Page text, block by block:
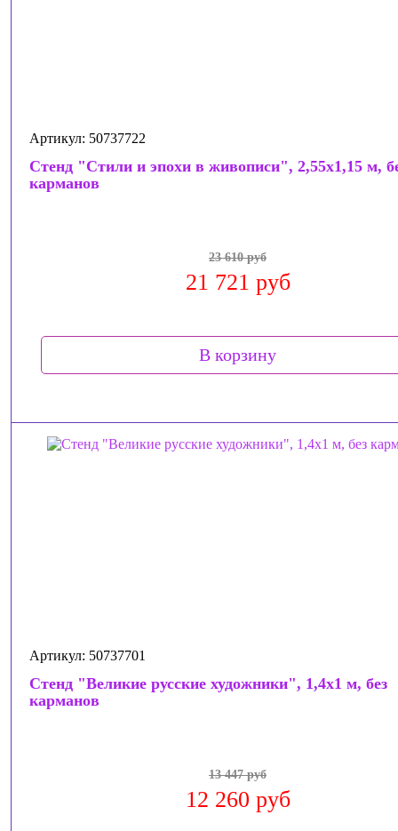
Артикул: 50737722
Стенд "Стили и эпохи в живописи", 2,55x1,15 м,
карманов
23 610 руб
21 721 руб
В корзину
Артикул: 50737701
Стенд "Великие русские художники", 1,4х1 м, без
карманов
13 447 руб
12 260 руб